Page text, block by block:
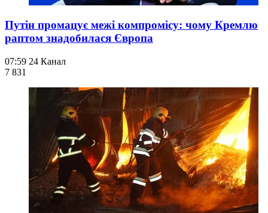
Путін промацує межі компромісу: чому Кремлю
раптом знадобилася Європа
07:59 24 Канал
7 831